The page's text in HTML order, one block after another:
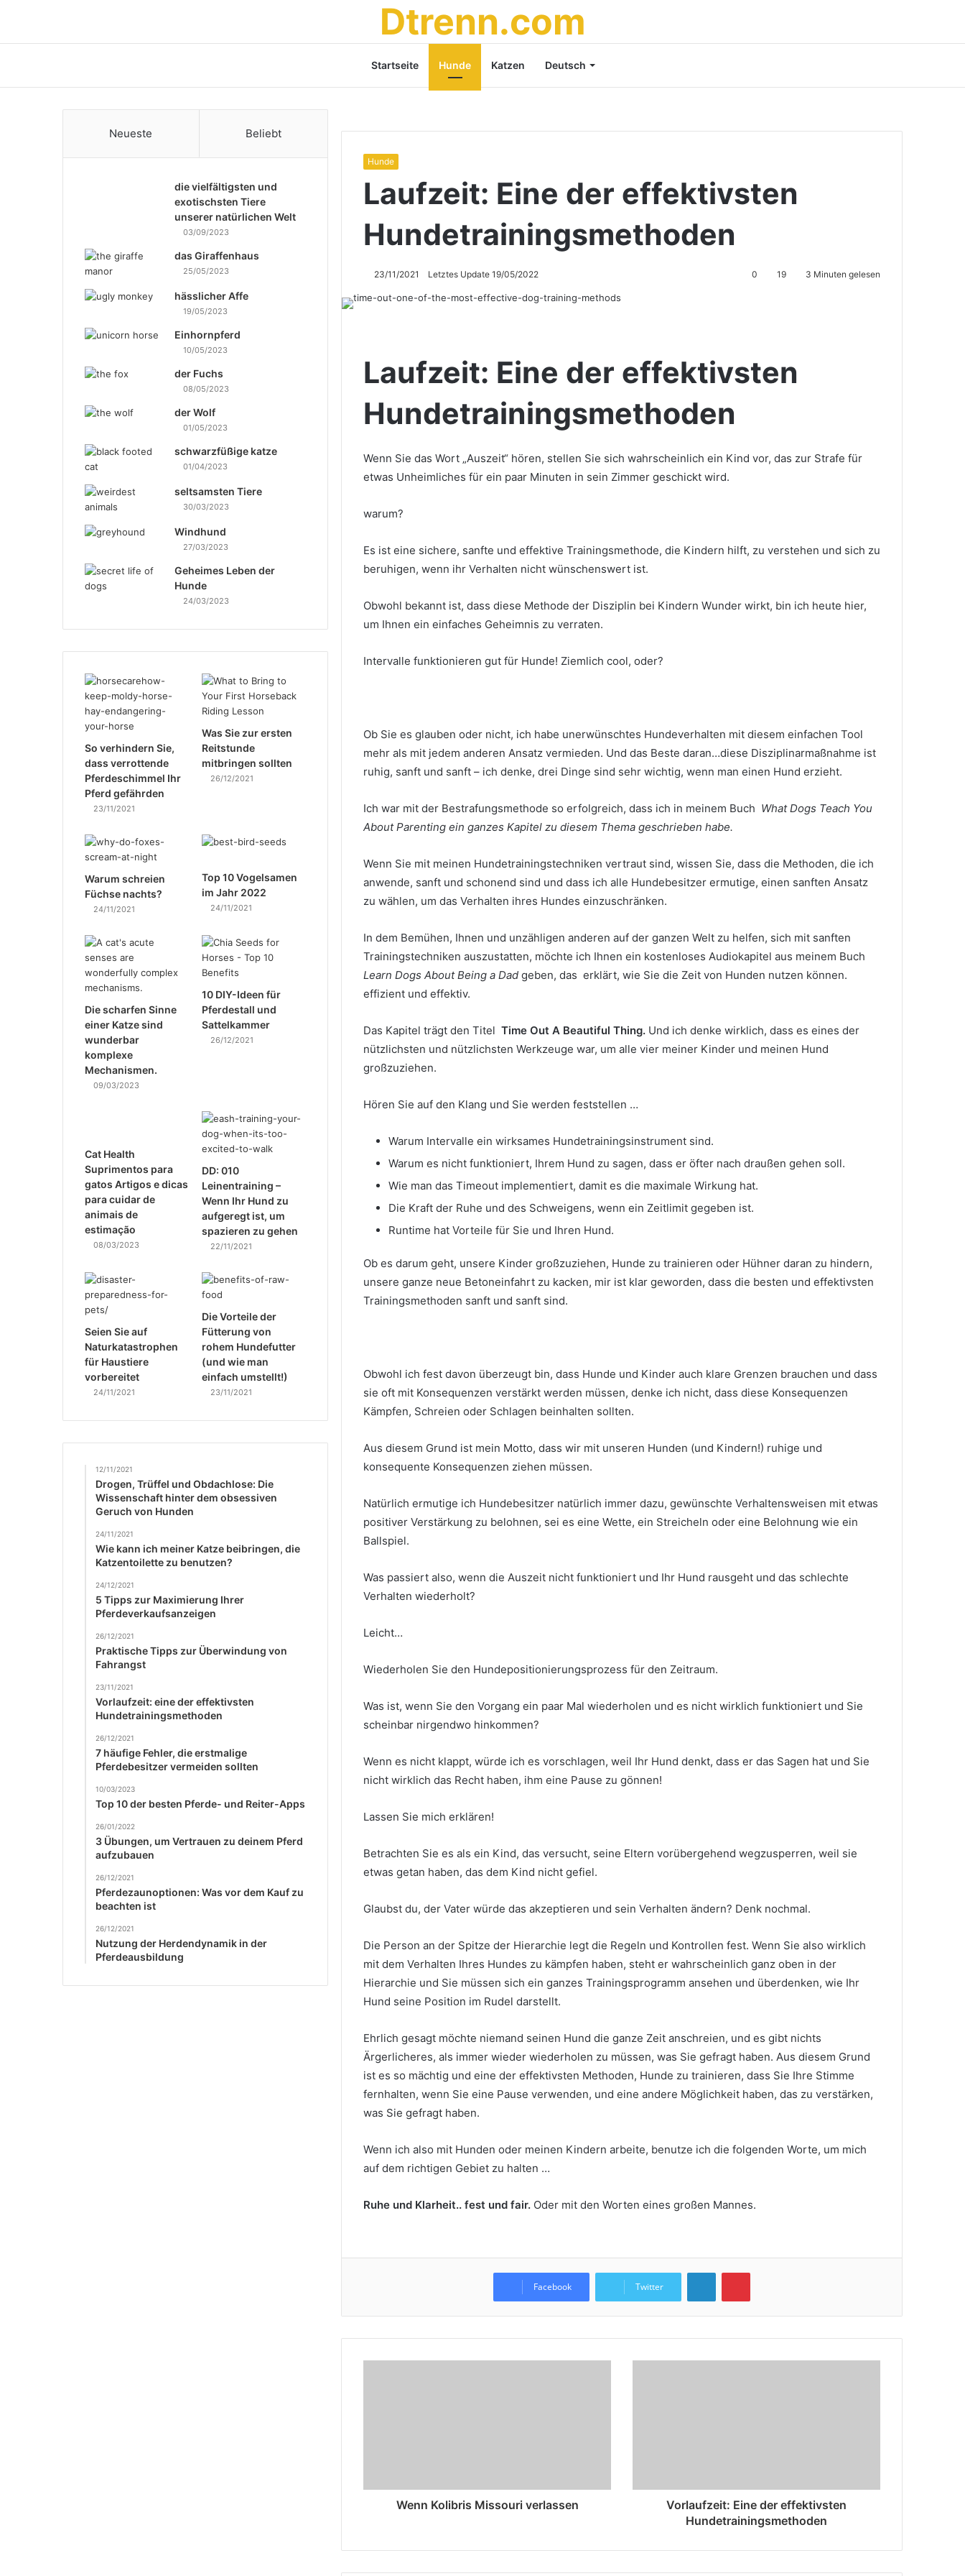
Dtrenn.com
Startseite Hunde Katzen Deutsch
Hunde
Laufzeit: Eine der effektivsten
Hundetrainingsmethoden
23/11/2021 Letztes Update 19/05/2022 0 19 3 Minuten gelesen
Laufzeit: Eine der effektivsten
Hundetrainingsmethoden
Wenn Sie das Wort „Auszeit“ hören, stellen Sie sich wahrscheinlich ein Kind vor, das zur Strafe für
etwas Unheimliches für ein paar Minuten in sein Zimmer geschickt wird.
warum?
Es ist eine sichere, sanfte und effektive Trainingsmethode, die Kindern hilft, zu verstehen und sich zu
beruhigen, wenn ihr Verhalten nicht wünschenswert ist.
Obwohl bekannt ist, dass diese Methode der Disziplin bei Kindern Wunder wirkt, bin ich heute hier,
um Ihnen ein einfaches Geheimnis zu verraten.
Intervalle funktionieren gut für Hunde! Ziemlich cool, oder?
Ob Sie es glauben oder nicht, ich habe unerwünschtes Hundeverhalten mit diesem einfachen Tool
mehr als mit jedem anderen Ansatz vermieden. Und das Beste daran…diese Disziplinarmaßnahme ist
ruhig, sanft und sanft – ich denke, drei Dinge sind sehr wichtig, wenn man einen Hund erzieht.
Ich war mit der Bestrafungsmethode so erfolgreich, dass ich in meinem Buch What Dogs Teach You
About Parenting ein ganzes Kapitel zu diesem Thema geschrieben habe.
Wenn Sie mit meinen Hundetrainingstechniken vertraut sind, wissen Sie, dass die Methoden, die ich
anwende, sanft und schonend sind und dass ich alle Hundebesitzer ermutige, einen sanften Ansatz
zu wählen, um das Verhalten ihres Hundes einzuschränken.
In dem Bemühen, Ihnen und unzähligen anderen auf der ganzen Welt zu helfen, sich mit sanften
Trainingstechniken auszustatten, möchte ich Ihnen ein kostenloses Audiokapitel aus meinem Buch
Learn Dogs About Being a Dad geben, das erklärt, wie Sie die Zeit von Hunden nutzen können.
effizient und effektiv.
Das Kapitel trägt den Titel Time Out A Beautiful Thing. Und ich denke wirklich, dass es eines der
nützlichsten und nützlichsten Werkzeuge war, um alle vier meiner Kinder und meinen Hund
großzuziehen.
Hören Sie auf den Klang und Sie werden feststellen …
Warum Intervalle ein wirksames Hundetrainingsinstrument sind.
Warum es nicht funktioniert, Ihrem Hund zu sagen, dass er öfter nach draußen gehen soll.
Wie man das Timeout implementiert, damit es die maximale Wirkung hat.
Die Kraft der Ruhe und des Schweigens, wenn ein Zeitlimit gegeben ist.
Runtime hat Vorteile für Sie und Ihren Hund.
Ob es darum geht, unsere Kinder großzuziehen, Hunde zu trainieren oder Hühner daran zu hindern,
unsere ganze neue Betoneinfahrt zu kacken, mir ist klar geworden, dass die besten und effektivsten
Trainingsmethoden sanft und sanft sind.
Obwohl ich fest davon überzeugt bin, dass Hunde und Kinder auch klare Grenzen brauchen und dass
sie oft mit Konsequenzen verstärkt werden müssen, denke ich nicht, dass diese Konsequenzen
Kämpfen, Schreien oder Schlagen beinhalten sollten.
Aus diesem Grund ist mein Motto, dass wir mit unseren Hunden (und Kindern!) ruhige und
konsequente Konsequenzen ziehen müssen.
Natürlich ermutige ich Hundebesitzer natürlich immer dazu, gewünschte Verhaltensweisen mit etwas
positiver Verstärkung zu belohnen, sei es eine Wette, ein Streicheln oder eine Belohnung wie ein
Ballspiel.
Was passiert also, wenn die Auszeit nicht funktioniert und Ihr Hund rausgeht und das schlechte
Verhalten wiederholt?
Leicht…
Wiederholen Sie den Hundepositionierungsprozess für den Zeitraum.
Was ist, wenn Sie den Vorgang ein paar Mal wiederholen und es nicht wirklich funktioniert und Sie
scheinbar nirgendwo hinkommen?
Wenn es nicht klappt, würde ich es vorschlagen, weil Ihr Hund denkt, dass er das Sagen hat und Sie
nicht wirklich das Recht haben, ihm eine Pause zu gönnen!
Lassen Sie mich erklären!
Betrachten Sie es als ein Kind, das versucht, seine Eltern vorübergehend wegzusperren, weil sie
etwas getan haben, das dem Kind nicht gefiel.
Glaubst du, der Vater würde das akzeptieren und sein Verhalten ändern? Denk nochmal.
Die Person an der Spitze der Hierarchie legt die Regeln und Kontrollen fest. Wenn Sie also wirklich
mit dem Verhalten Ihres Hundes zu kämpfen haben, steht er wahrscheinlich ganz oben in der
Hierarchie und Sie müssen sich ein ganzes Trainingsprogramm ansehen und überdenken, wie Ihr
Hund seine Position im Rudel darstellt.
Ehrlich gesagt möchte niemand seinen Hund die ganze Zeit anschreien, und es gibt nichts
Ärgerlicheres, als immer wieder wiederholen zu müssen, was Sie gefragt haben. Aus diesem Grund
ist es so mächtig und eine der effektivsten Methoden, Hunde zu trainieren, dass Sie Ihre Stimme
fernhalten, wenn Sie eine Pause verwenden, und eine andere Möglichkeit haben, das zu verstärken,
was Sie gefragt haben.
Wenn ich also mit Hunden oder meinen Kindern arbeite, benutze ich die folgenden Worte, um mich
auf dem richtigen Gebiet zu halten …
Ruhe und Klarheit.. fest und fair. Oder mit den Worten eines großen Mannes.
Facebook Twitter
Wenn Kolibris Missouri verlassen
Vorlaufzeit: Eine der effektivsten
Hundetrainingsmethoden
Neueste Beliebt
die vielfältigsten und
exotischsten Tiere
unserer natürlichen Welt
03/09/2023
das Giraffenhaus
25/05/2023
hässlicher Affe
19/05/2023
Einhornpferd
10/05/2023
der Fuchs
08/05/2023
der Wolf
01/05/2023
schwarzfüßige katze
01/04/2023
seltsamsten Tiere
30/03/2023
Windhund
27/03/2023
Geheimes Leben der
Hunde
24/03/2023
So verhindern Sie,
dass verrottende
Pferdeschimmel Ihr
Pferd gefährden
23/11/2021
Was Sie zur ersten
Reitstunde
mitbringen sollten
26/12/2021
Warum schreien
Füchse nachts?
24/11/2021
Top 10 Vogelsamen
im Jahr 2022
24/11/2021
Die scharfen Sinne
einer Katze sind
wunderbar
komplexe
Mechanismen.
09/03/2023
10 DIY-Ideen für
Pferdestall und
Sattelkammer
26/12/2021
Cat Health
Suprimentos para
gatos Artigos e dicas
para cuidar de
animais de
estimação
08/03/2023
DD: 010
Leinentraining –
Wenn Ihr Hund zu
aufgeregt ist, um
spazieren zu gehen
22/11/2021
Seien Sie auf
Naturkatastrophen
für Haustiere
vorbereitet
24/11/2021
Die Vorteile der
Fütterung von
rohem Hundefutter
(und wie man
einfach umstellt!)
23/11/2021
12/11/2021
Drogen, Trüffel und Obdachlose: Die
Wissenschaft hinter dem obsessiven
Geruch von Hunden
24/11/2021
Wie kann ich meiner Katze beibringen, die
Katzentoilette zu benutzen?
24/12/2021
5 Tipps zur Maximierung Ihrer
Pferdeverkaufsanzeigen
26/12/2021
Praktische Tipps zur Überwindung von
Fahrangst
23/11/2021
Vorlaufzeit: eine der effektivsten
Hundetrainingsmethoden
26/12/2021
7 häufige Fehler, die erstmalige
Pferdebesitzer vermeiden sollten
10/03/2023
Top 10 der besten Pferde- und Reiter-Apps
26/01/2022
3 Übungen, um Vertrauen zu deinem Pferd
aufzubauen
26/12/2021
Pferdezaunoptionen: Was vor dem Kauf zu
beachten ist
26/12/2021
Nutzung der Herdendynamik in der
Pferdeausbildung